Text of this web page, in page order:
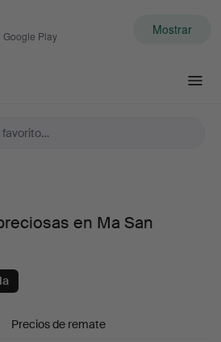
Play Mostrar
en Ma San
Precios de remate